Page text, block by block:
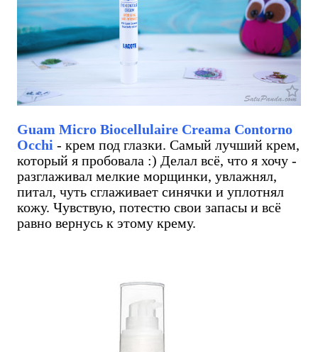
Guam Micro Biocellulaire Creama Contorno
Occhi - крем под глазки. Самый лучший крем,
который я пробовала :) Делал всё, что я хочу -
разглаживал мелкие морщинки, увлажнял,
питал, чуть сглаживает синячки и уплотнял
кожу. Чувствую, потестю свои запасы и всё
равно вернусь к этому крему.